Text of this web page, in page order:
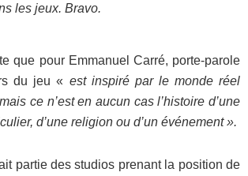
les jeux. Bravo.
que pour Emmanuel Carré, porte-parole
du jeu « est inspiré par le monde réel
ce n’est en aucun cas l’histoire d’une
d’une religion ou d’un événement ».
partie des studios prenant la position de